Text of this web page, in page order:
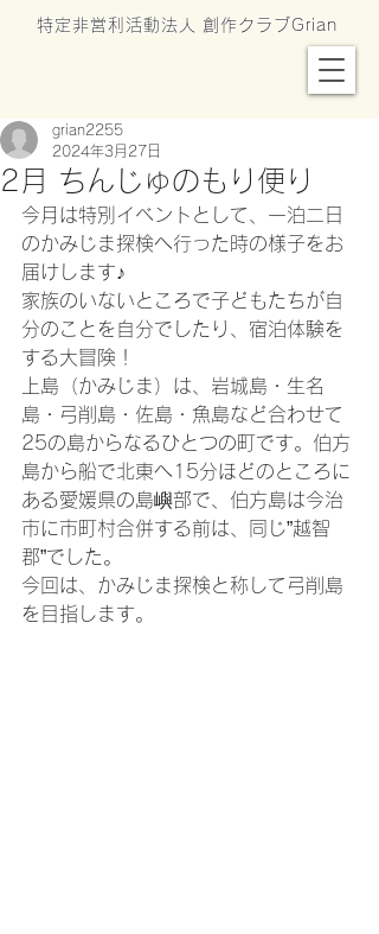
特定非営利活動法人 創作クラブGrian
2月 ちんじゅのもり便り
grian2255
2024年3月27日
今月は特別イベントとして、一泊二日
のかみじま探検へ行った時の様子をお
届けします♪
家族のいないところで子どもたちが自
分のことを自分でしたり、宿泊体験を
する大冒険！
上島（かみじま）は、岩城島・生名
島・弓削島・佐島・魚島など合わせて
25の島からなるひとつの町です。伯方
島から船で北東へ15分ほどのところに
ある愛媛県の島嶼部で、伯方島は今治
市に市町村合併する前は、同じ”越智
郡”でした。
今回は、かみじま探検と称して弓削島
を目指します。